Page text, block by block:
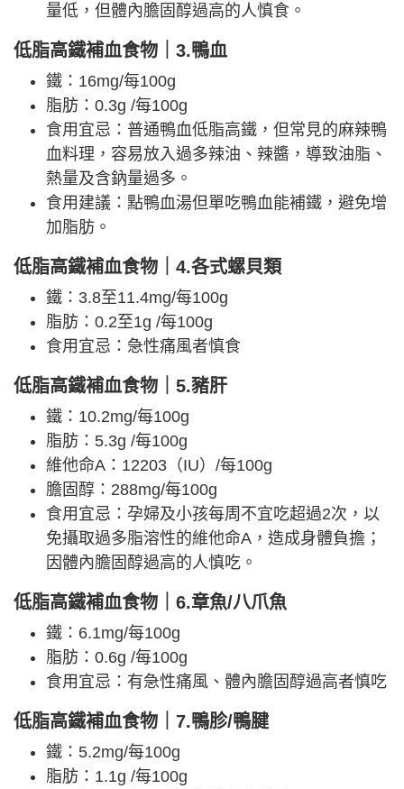
量低，但體內膽固醇過高的人慎食。
低脂高鐵補血食物｜3.鴨血
鐵：16mg/每100g
脂肪：0.3g /每100g
食用宜忌：普通鴨血低脂高鐵，但常見的麻辣鴨
血料理，容易放入過多辣油、辣醬，導致油脂、
熱量及含鈉量過多。
食用建議：點鴨血湯但單吃鴨血能補鐵，避免增
加脂肪。
低脂高鐵補血食物｜4.各式螺貝類
鐵：3.8至11.4mg/每100g
脂肪：0.2至1g /每100g
食用宜忌：急性痛風者慎食
低脂高鐵補血食物｜5.豬肝
鐵：10.2mg/每100g
脂肪：5.3g /每100g
維他命A：12203（IU）/每100g
膽固醇：288mg/每100g
食用宜忌：孕婦及小孩每周不宜吃超過2次，以
免攝取過多脂溶性的維他命A，造成身體負擔；
因體內膽固醇過高的人慎吃。
低脂高鐵補血食物｜6.章魚/八爪魚
鐵：6.1mg/每100g
脂肪：0.6g /每100g
食用宜忌：有急性痛風、體內膽固醇過高者慎吃
低脂高鐵補血食物｜7.鴨胗/鴨腱
鐵：5.2mg/每100g
脂肪：1.1g /每100g